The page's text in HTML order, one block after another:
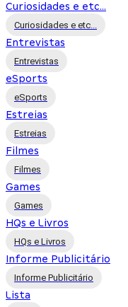
Curiosidades e etc...
Curiosidades e etc...
Entrevistas
Entrevistas
eSports
eSports
Estreias
Estreias
Filmes
Filmes
Games
Games
HQs e Livros
HQs e Livros
Informe Publicitário
Informe Publicitário
Lista